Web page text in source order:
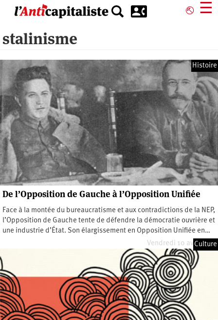
principal
⎋ ☰
stalinisme
Histoire
De l’Opposition de Gauche à l’Opposition Unifiée
Face à la montée du bureaucratisme et aux contradictions de la NEP,
l’Opposition de Gauche tente de défendre la démocratie ouvrière et
une industrie d’État. Son élargissement en Opposition Unifiée en…
Vendredi 10 avril 2026
Culture